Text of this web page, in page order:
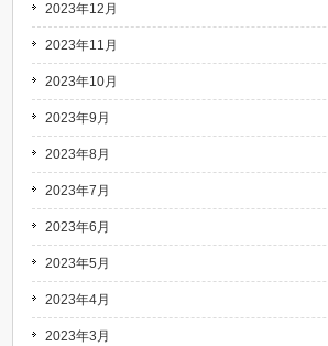
2023年12月
2023年11月
2023年10月
2023年9月
2023年8月
2023年7月
2023年6月
2023年5月
2023年4月
2023年3月